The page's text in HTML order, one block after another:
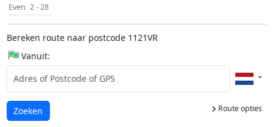
Even 2 - 28
Bereken route naar postcode 1121VR
Vanuit:
Route opties
Laden...
Zoeken